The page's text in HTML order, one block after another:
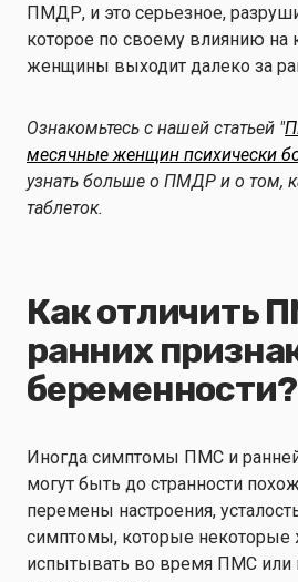
ПМДР, и это серьезное,
которое по своему влиянию на
женщины выходит далеко за
Ознакомьтесь с нашей статьей "
месячные женщин психически
узнать больше о ПМДР и о том,
таблеток.
Как отличить
ранних
беременности?
Иногда симптомы ПМС и
могут быть до странности
перемены настроения,
симптомы, которые
испытывать во время ПМС или